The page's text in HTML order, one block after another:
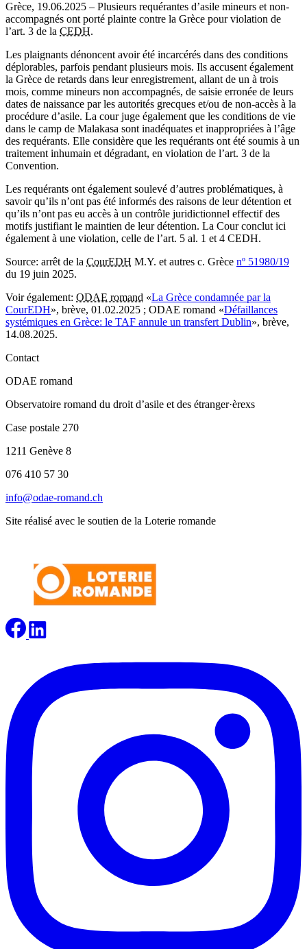
Grèce, 19.06.2025 – Plusieurs requérantes d’asile mineurs et non-
accompagnés ont porté plainte contre la Grèce pour violation de
l’art. 3 de la CEDH.
Les plaignants dénoncent avoir été incarcérés dans des conditions
déplorables, parfois pendant plusieurs mois. Ils accusent également
la Grèce de retards dans leur enregistrement, allant de un à trois
mois, comme mineurs non accompagnés, de saisie erronée de leurs
dates de naissance par les autorités grecques et/ou de non-accès à la
procédure d’asile. La cour juge également que les conditions de vie
dans le camp de Malakasa sont inadéquates et inappropriées à l’âge
des requérants. Elle considère que les requérants ont été soumis à un
traitement inhumain et dégradant, en violation de l’art. 3 de la
Convention.
Les requérants ont également soulevé d’autres problématiques, à
savoir qu’ils n’ont pas été informés des raisons de leur détention et
qu’ils n’ont pas eu accès à un contrôle juridictionnel effectif des
motifs justifiant le maintien de leur détention. La Cour conclut ici
également à une violation, celle de l’art. 5 al. 1 et 4 CEDH.
Source: arrêt de la CourEDH M.Y. et autres c. Grèce nº 51980/19
du 19 juin 2025.
Voir également: ODAE romand «La Grèce condamnée par la
CourEDH», brève, 01.02.2025 ; ODAE romand «Défaillances
systémiques en Grèce: le TAF annule un transfert Dublin», brève,
14.08.2025.
Contact
ODAE romand
Observatoire romand du droit d’asile et des étranger·èrexs
Case postale 270
1211 Genève 8
076 410 57 30
info@odae-romand.ch
Site réalisé avec le soutien de la Loterie romande